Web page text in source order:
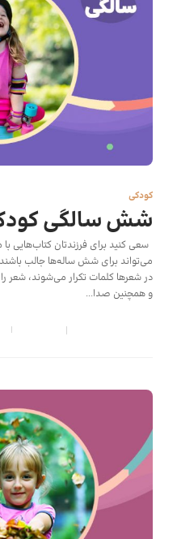
کودکی
شش سالگی
سعی کنید برای فرزندتان کتاب‌هایی
می‌تواند برای شش ساله‌ها جالب
در شعرها کلمات تکرار می‌شوند، شعر
و همچنین صدا...